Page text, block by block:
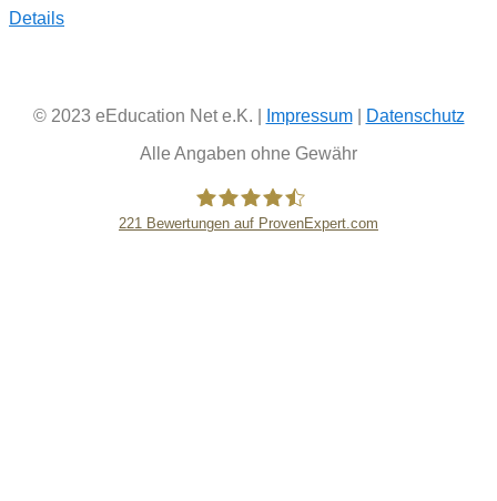
Details
© 2023 eEducation Net e.K. | Impressum|
Datenschutz
Alle Angaben ohne Gewähr
221 Bewertungen auf ProvenExpert.com